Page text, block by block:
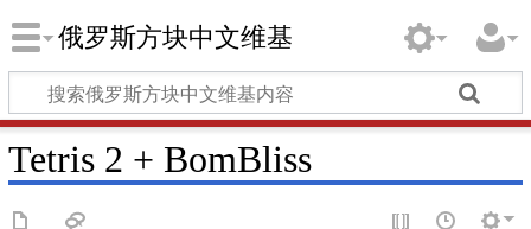
俄罗斯方块中文维基
Tetris 2 + BomBliss